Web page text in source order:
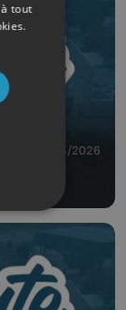
27/03/2026
tout
.